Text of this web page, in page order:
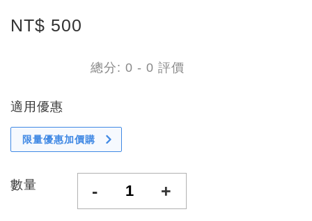
NT$ 500
總分: 0 - 0 評價
適用優惠
限量優惠加價購
數量 - +